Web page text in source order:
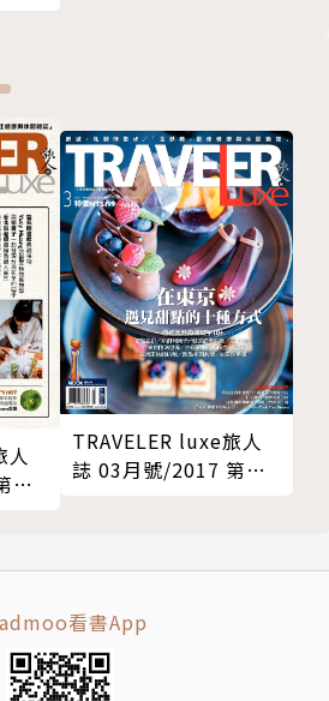
浪漫至上的沙灘晚餐
灘晚餐。漫步在與海水相連的金
暉，還能一邊品嚐鮮味多汁的海
美食，海島度假的美好不再於
擁的沉浸式享樂。
Dinner @ Muang Samui
！享受吧！舌尖上的歡樂放縱
Kitchen and Cocktail Club
人
TRAVELER luxe旅人
誌 03月號/2017 第
看書App